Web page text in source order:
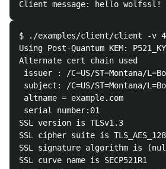
$ ./examples/client/client -v 4 --
Using Post-Quantum KEM:
Alternate cert chain used
issuer : /C=US/ST=Montana/
subject: /C=US/ST=Montana/
altname = example.com
serial number:01
SSL version is TLSv1.3
SSL cipher suite is
SSL signature algorithm is
SSL curve name is SECP521R1